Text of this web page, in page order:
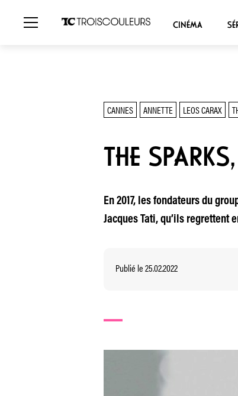
CINÉMA
CANNES ANNETTE LEOS CARAX
THE
En 2017, les fondateurs du
Jacques Tati, qu’ils regrettent
Publié le 25.02.2022